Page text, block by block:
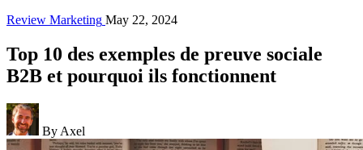
Review Marketing May 22, 2024
Top 10 des exemples de preuve sociale
B2B et pourquoi ils fonctionnent
By Axel